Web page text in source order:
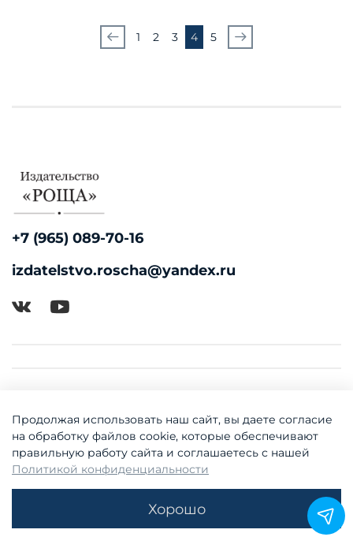
1 2 3 4 5
+7 (965) 089-70-16
izdatelstvo.roscha@yandex.ru
Продолжая использовать наш сайт, вы даете согласие
на обработку файлов cookie, которые обеспечивают
правильную работу сайта и соглашаетесь с нашей
Политикой конфиденциальности
Хорошо